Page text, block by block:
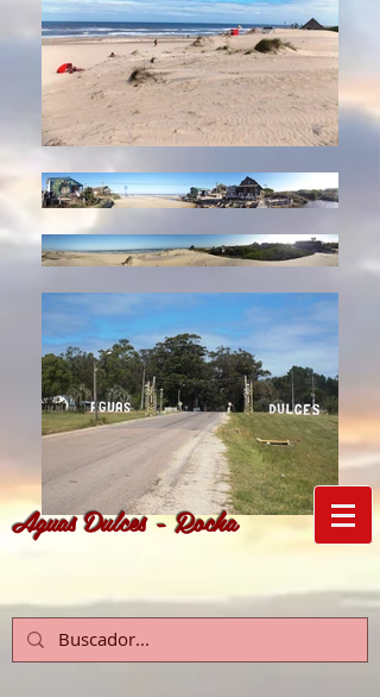
Aguas Dulces - Rocha